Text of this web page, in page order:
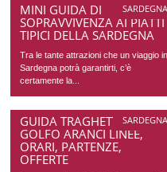
SARDEGNA
MINI GUIDA DI
SOPRAVVIVENZA AI PIATTI
TIPICI DELLA SARDEGNA
Tra le tante attrazioni che un viaggio in
Sardegna potrà garantirti, c’è
certamente la...
SARDEGNA
GUIDA TRAGHETTI PER
GOLFO ARANCI LINEE,
ORARI, PARTENZE,
OFFERTE